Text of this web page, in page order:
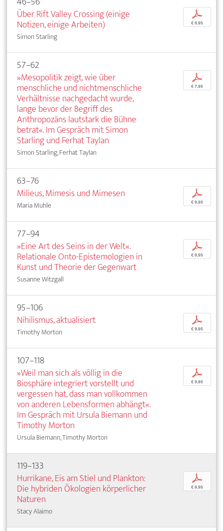
Über Rift Valley Crossing (einige
Notizen, einige Arbeiten)
Simon Starling
p
€ 9,95
57–62
»Mesopolitik zeigt, wie über
menschliche und nichtmenschliche
Verhältnisse nachgedacht wurde,
lange bevor der Begriff des
Anthropozäns lautstark die Bühne
betrat«. Im Gespräch mit Simon
Starling und Ferhat Taylan
Simon Starling, Ferhat Taylan
p
€ 7,95
63–76
Milieus, Mimesis und Mimesen
Maria Muhle
p
€ 9,95
77–94
»Eine Art des Seins in der Welt«.
Relationale Onto-Epistemologien in
Kunst und Theorie der Gegenwart
Susanne Witzgall
p
€ 9,95
95–106
Nihilismus, aktualisiert
Timothy Morton
p
€ 9,95
107–118
»Weil man sich als völlig in die
Biosphäre integriert vorstellt und
vergessen hat, dass man vollkommen
von anderen Lebensformen abhängt«.
Im Gespräch mit Ursula Biemann und
Timothy Morton
Ursula Biemann, Timothy Morton
p
€ 9,95
119–133
Hurrikane, Eis am Stiel und Plankton:
Die hybriden Ökologien körperlicher
Naturen
Stacy Alaimo
p
€ 9,95